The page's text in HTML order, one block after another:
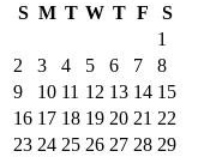
S M T W T F
S
1
2
3 4 5 6 7
8
9
10 11 12 13 14 15
16 17 18 19 20 21 22
23 24 25 26 27 28 29